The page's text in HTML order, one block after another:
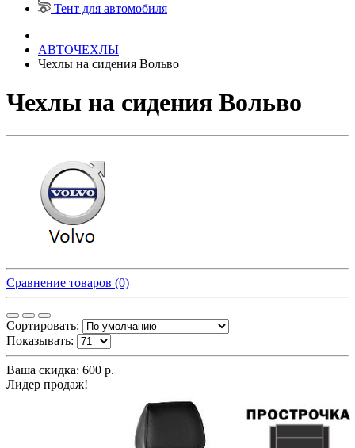
Тент для автомобиля
АВТОЧЕХЛЫ
Чехлы на сидения Вольво
Чехлы на сидения Вольво
Сравнение товаров (0)
Сортировать:
Показывать:
Ваша скидка: 600 р.
Лидер продаж!